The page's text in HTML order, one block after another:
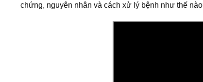
chứng, nguyên nhân và cách xử lý bệnh như thế